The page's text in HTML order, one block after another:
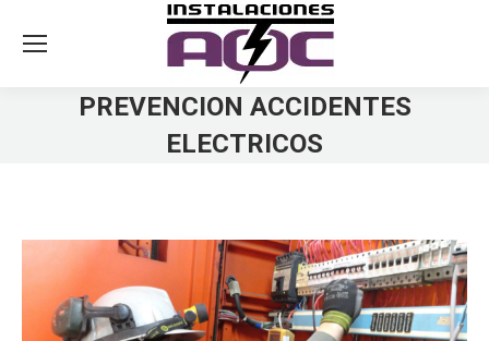
PREVENCION ACCIDENTES
ELECTRICOS